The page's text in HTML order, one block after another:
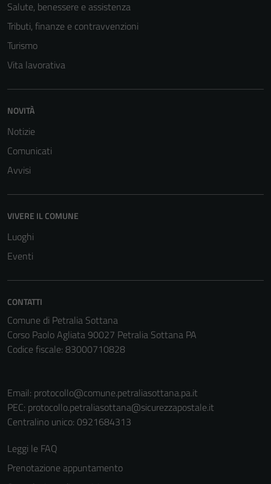
Salute, benessere e assistenza
Tributi, finanze e contravvenzioni
Turismo
Vita lavorativa
NOVITÀ
Notizie
Comunicati
Avvisi
VIVERE IL COMUNE
Luoghi
Eventi
CONTATTI
Comune di Petralia Sottana
Corso Paolo Agliata 90027 Petralia Sottana PA
Codice fiscale: 83000710828
Email: protocollo@comune.petraliasottana.pa.it
PEC: protocollo.petraliasottana@sicurezzapostale.it
Centralino unico: 0921684313
Leggi le FAQ
Prenotazione appuntamento